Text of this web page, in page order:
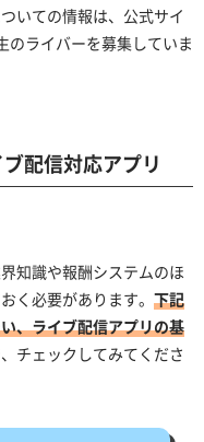
いての情報は、公式サイ
のライバーを募集していま
配信対応アプリ
知識や報酬システムのほ
く必要があります。 下記
、ライブ配信アプリの基
チェックしてみてくださ